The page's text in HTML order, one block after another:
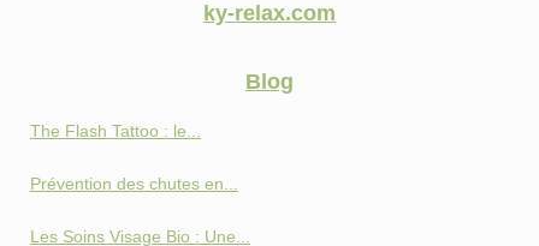
ky-relax.com
Blog
The Flash Tattoo : le...
Prévention des chutes en...
Les Soins Visage Bio : Une...